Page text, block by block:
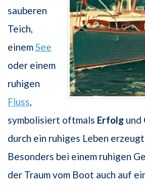
sauberen
Teich,
einemSee
oder einem
ruhigen
Fluss
symbolisiert oftmals Erfolg und
durch ein ruhiges Leben
Besonders bei einem ruhigen
der Traum vom Boot auch auf